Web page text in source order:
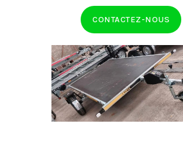
CONTACTEZ-NOUS